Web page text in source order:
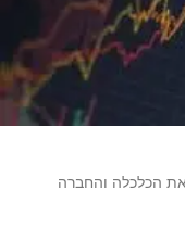
הכלכלה והחברה